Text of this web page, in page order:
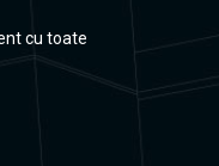
cu toate